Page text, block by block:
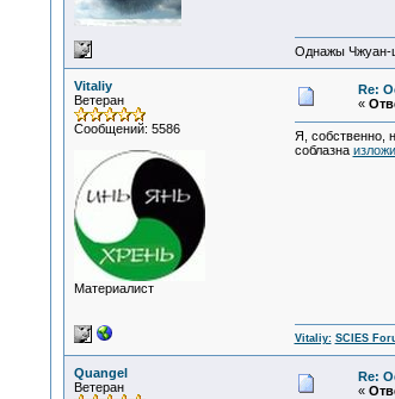
Однажы Чжуан-
Vitaliy
Ветеран
Сообщений: 5586
Материалист
Re:
«
Я, собственно,
соблазна
Vitaliy: SCIES
Quangel
Ветеран
Re:
«